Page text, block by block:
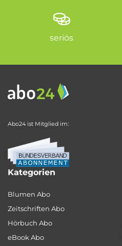
seriös
Abo24 ist Mitglied im:
Kategorien
Blumen Abo
Zeitschriften Abo
Hörbuch Abo
eBook Abo